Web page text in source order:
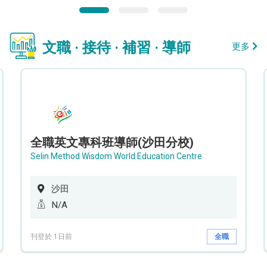
文職 · 接待 · 補習 · 導師 更多
全職英文專科班導師(沙田分校)
Selin Method Wisdom World Education Centre
沙田
N/A
刊登於 1日前 全職